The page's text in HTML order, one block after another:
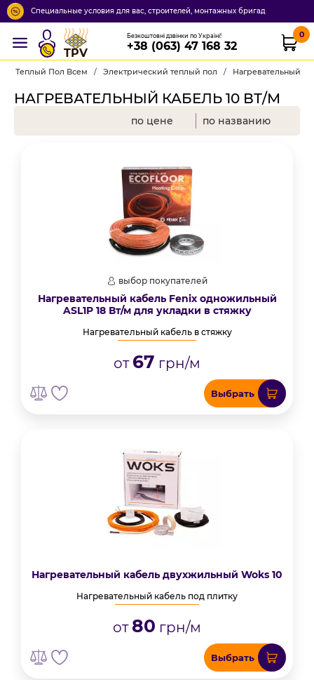
Специальные условия для вас, строителей, монтажных бригад
TPV
Безкоштовні дзвінки по Україні!
+38 (063) 47 168 32
0
Теплый Пол Всем / Электрический теплый пол / Нагревательный
НАГРЕВАТЕЛЬНЫЙ КАБЕЛЬ 10 ВТ/М
по цене по названию
выбор покупателей
Нагревательный кабель Fenix одножильный
ASL1P 18 Вт/м для укладки в стяжку
Нагревательный кабель в стяжку
от 67 грн/м
Выбрать
Нагревательный кабель двухжильный Woks 10
Нагревательный кабель под плитку
от 80 грн/м
Выбрать